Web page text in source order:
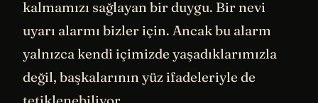
kalmamızı sağlayan bir duygu. Bir nevi
uyarı alarmı bizler için. Ancak bu alarm
yalnızca kendi içimizde yaşadıklarımızla
değil, başkalarının yüz ifadeleriyle de